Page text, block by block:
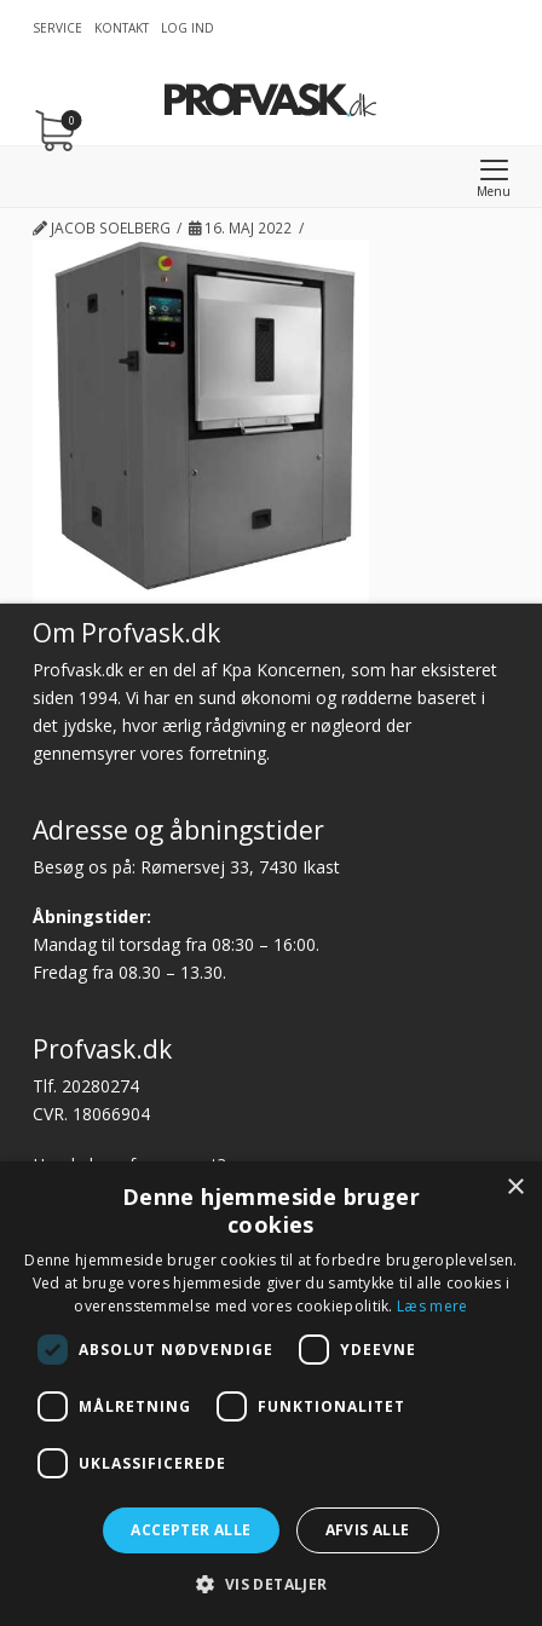
SERVICE KONTAKT LOG IND
Menu
0
JACOB SOELBERG 16. MAJ 2022
Om Profvask.dk
Profvask.dk er en del af Kpa Koncernen, som har eksisteret
siden 1994. Vi har en sund økonomi og rødderne baseret i
det jydske, hvor ærlig rådgivning er nøgleord der
gennemsyrer vores forretning.
Adresse og åbningstider
Besøg os på: Rømersvej 33, 7430 Ikast
Åbningstider:
Mandag til torsdag fra 08:30 – 16:00.
Fredag fra 08.30 – 13.30.
Profvask.dk
Tlf. 20280274
CVR. 18066904
Har du brug for support?
profvask@kpa.dk
Hurtige links
Betingelser og garanti
Kontakt
Fagor.dk
© 2019 profvask.dk – Alle rettigheder forbeholdes – Google+
Bliv ringet op
Ring til os på tlf. 20 28 02 74 eller notér dit nummer
nedenfor, så kontakter vi dig.
Navn *
Telefon *
×
Denne hjemmeside bruger
cookies
Denne hjemmeside bruger cookies til at forbedre brugeroplevelsen.
Ved at bruge vores hjemmeside giver du samtykke til alle cookies i
overensstemmelse med vores cookiepolitik. Læs mere
ABSOLUT NØDVENDIGE YDEEVNE
MÅLRETNING FUNKTIONALITET
UKLASSIFICEREDE
ACCEPTER ALLE AFVIS ALLE
VIS DETALJER